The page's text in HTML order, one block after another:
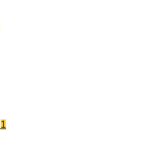
1